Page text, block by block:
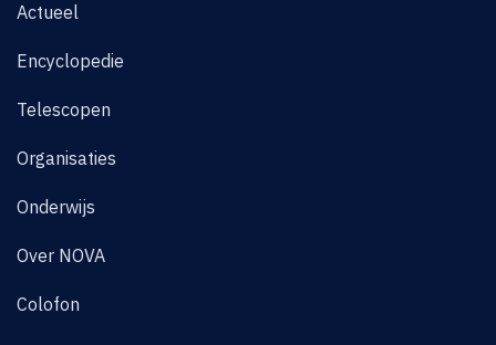
Actueel
Encyclopedie
Telescopen
Organisaties
Onderwijs
Over NOVA
Colofon